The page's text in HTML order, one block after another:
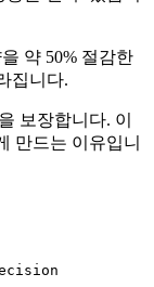
약 50% 절감한
집니다.
보장합니다. 이
만드는 이유입니